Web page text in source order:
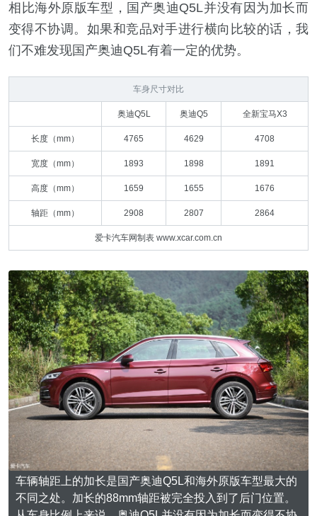
相比海外原版车型，国产奥迪Q5L并没有因为加长而
变得不协调。如果和竞品对手进行横向比较的话，我
们不难发现国产奥迪Q5L有着一定的优势。
车身尺寸对比
奥迪Q5L 奥迪Q5 全新宝马X3
长度（mm） 4765 4629 4708
宽度（mm） 1893 1898 1891
高度（mm） 1659 1655 1676
轴距（mm） 2908 2807 2864
爱卡汽车网制表 www.xcar.com.cn
车辆轴距上的加长是国产奥迪Q5L和海外原版车型最大的
不同之处。加长的88mm轴距被完全投入到了后门位置。